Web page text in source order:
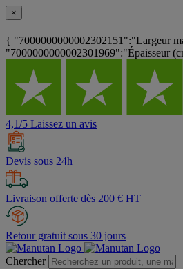
×
{ "7000000000002302151":"Largeur
"7000000000002301969":"Épaisseur
4,1/5 Laissez un avis
Devis sous 24h
Livraison offerte dès 200 € HT
Retour gratuit sous 30 jours
Chercher